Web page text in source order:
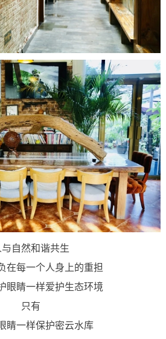
与自然和谐共生
在每一个人身上的重担
眼睛一样爱护生态环境
只有
睛一样保护密云水库